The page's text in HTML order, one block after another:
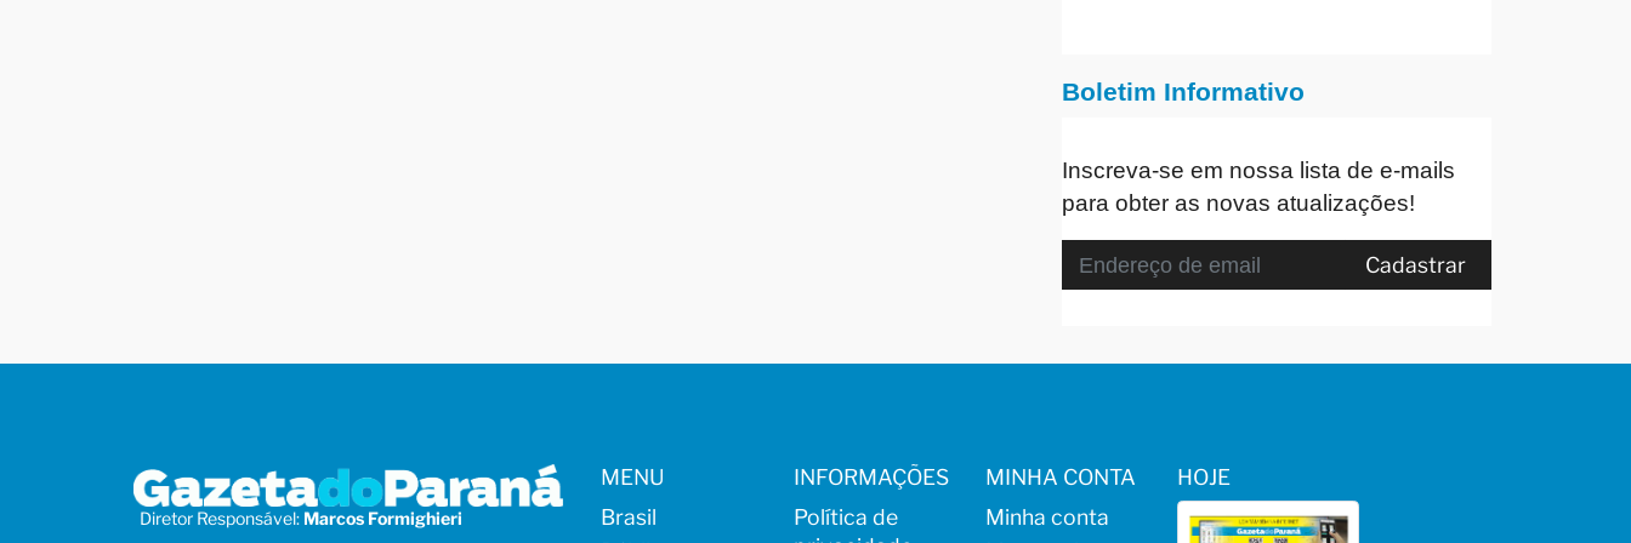
Boletim Informativo
Inscreva-se em nossa lista de e-mails
para obter as novas atualizações!
Cadastrar
Diretor Responsável: Marcos Formighieri
MENU
Brasil
INFORMAÇÕES
Política de
MINHA CONTA
Minha conta
HOJE